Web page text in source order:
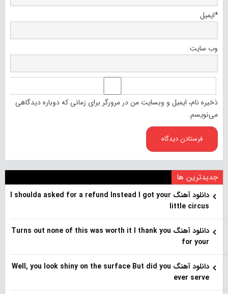
ایمیل*
وب‌ سایت
ذخیره نام، ایمیل و وبسایت من در مرورگر برای زمانی که دوباره دیدگاهی
می‌نویسم.
جدیدترین ها
دانلود آهنگ I shoulda asked for a refund Instead I got your
little circus
دانلود آهنگ Turns out none of this was worth it I thank you
for your
دانلود آهنگ Well, you look shiny on the surface But did you
ever serve